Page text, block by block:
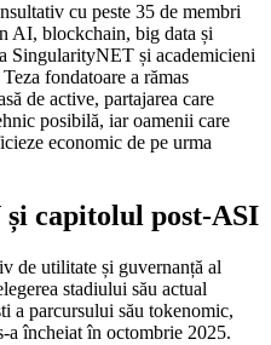
cu peste 35 de membri
AI, blockchain, big data și
SingularityNET și academicieni
fondatoare a rămas
de active, partajarea care
posibilă, iar oamenii care
economic de pe urma
capitolul post-ASI
de utilitate și guvernanță al
stadiului său actual
a parcursului său tokenomic,
a încheiat în octombrie 2025.